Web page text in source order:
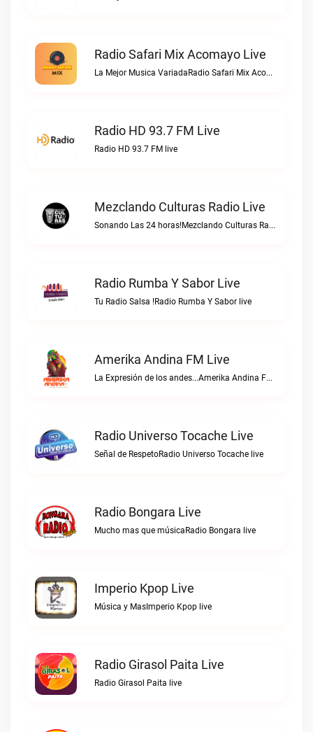
Radio Safari Mix Acomayo Live
La Mejor Musica VariadaRadio Safari Mix Acomayo live
Radio HD 93.7 FM Live
Radio HD 93.7 FM live
Mezclando Culturas Radio Live
Sonando Las 24 horas!Mezclando Culturas Radio live
Radio Rumba Y Sabor Live
Tu Radio Salsa !Radio Rumba Y Sabor live
Amerika Andina FM Live
La Expresión de los andes...Amerika Andina FM live
Radio Universo Tocache Live
Señal de RespetoRadio Universo Tocache live
Radio Bongara Live
Mucho mas que músicaRadio Bongara live
Imperio Kpop Live
Música y MasImperio Kpop live
Radio Girasol Paita Live
Radio Girasol Paita live